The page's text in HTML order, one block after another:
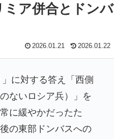
ミア併合とドンバ
2026.01.21 2026.01.22
に対する答え「西側
ないロシア兵）」を
に緩やかだったた
の東部ドンバスへの